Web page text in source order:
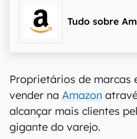
Tudo sobre
Proprietários de marcas
vender na Amazon
alcançar mais clientes
gigante do varejo.